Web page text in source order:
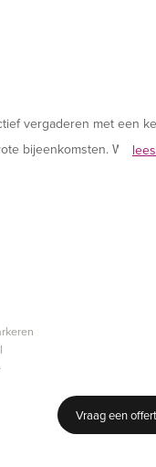
vergaderen met een
bijeenkomsten. We
combinatie van gemak
met uw gasten, de rest
lunch of diner.
Vraag een